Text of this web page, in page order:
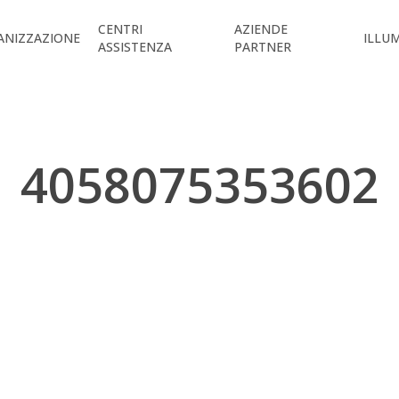
CENTRI
ASSISTENZA
AZIENDE
PARTNER
4058075353602